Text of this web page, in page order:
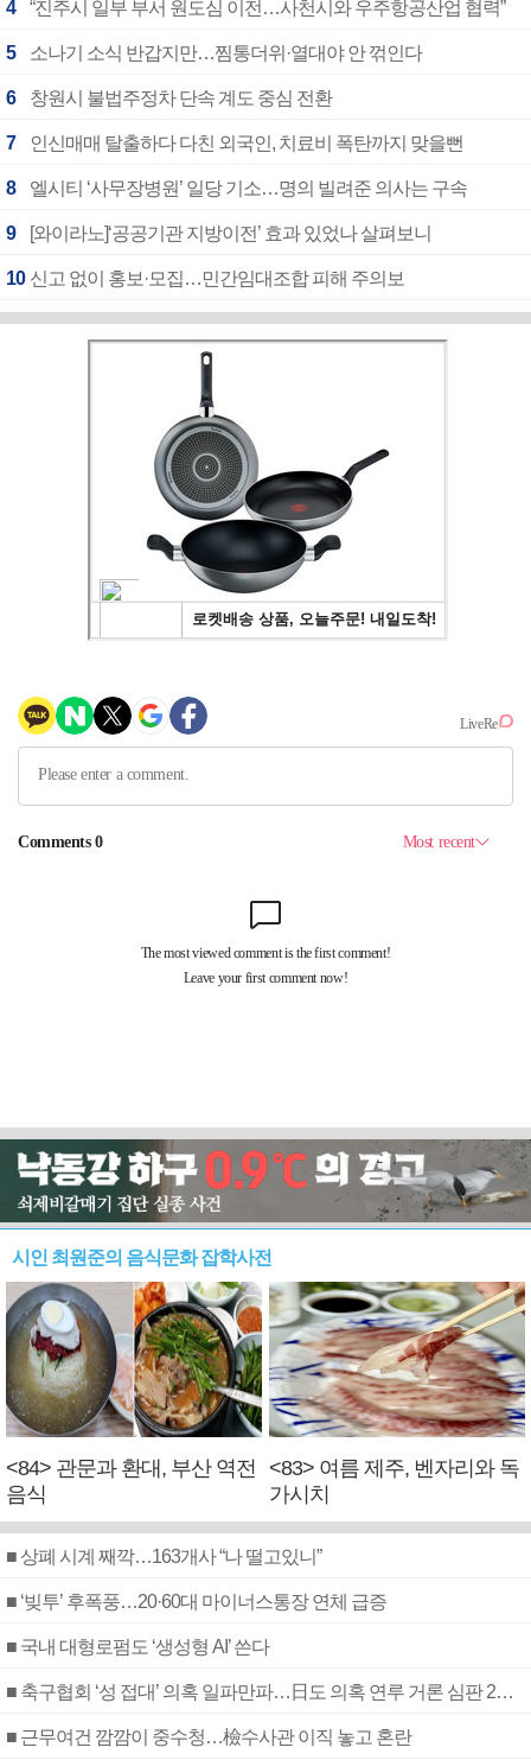
4 “진주시 일부 부서 원도심 이전…사천시와 우주항공산업 협력”
5 소나기 소식 반갑지만…찜통더위·열대야 안 꺾인다
6 창원시 불법주정차 단속 계도 중심 전환
7 인신매매 탈출하다 다친 외국인, 치료비 폭탄까지 맞을뻔
8 엘시티 ‘사무장병원’ 일당 기소…명의 빌려준 의사는 구속
9 [와이라노]‘공공기관 지방이전’ 효과 있었나 살펴보니
10 신고 없이 홍보·모집…민간임대조합 피해 주의보
시인 최원준의 음식문화 잡학사전
<84> 관문과 환대, 부산 역전
음식
<83> 여름 제주, 벤자리와 독
가시치
■ 상폐 시계 째깍…163개사 “나 떨고있니”
■ ‘빚투’ 후폭풍…20·60대 마이너스통장 연체 급증
■ 국내 대형로펌도 ‘생성형 AI’ 쓴다
■ 축구협회 ‘성 접대’ 의혹 일파만파…日도 의혹 연루 거론 심판 2명 조사
■ 근무여건 깜깜이 중수청…檢수사관 이직 놓고 혼란